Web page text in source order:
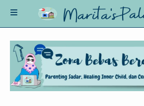
About Me